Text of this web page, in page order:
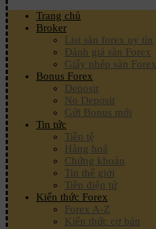
Trang chủ
Broker
List sàn forex uy tín
Đánh giá sàn Forex
Giấy phép sàn Forex
Bonus Forex
Deposit
No Deposit
Gửi Bonus mới
Tin tức
Tiền tệ
Hàng hoá
Chứng khoán
Tin thế giới
Tiền điện tử
Kiến thức Forex
Forex A-Z
Kiến thức cơ bản